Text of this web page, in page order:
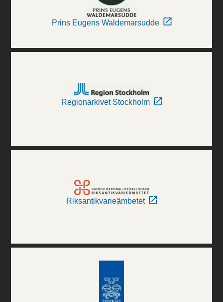
Prins Eugens Waldemarsudde
Regionarkivet Stockholm
Riksantikvarieämbetet